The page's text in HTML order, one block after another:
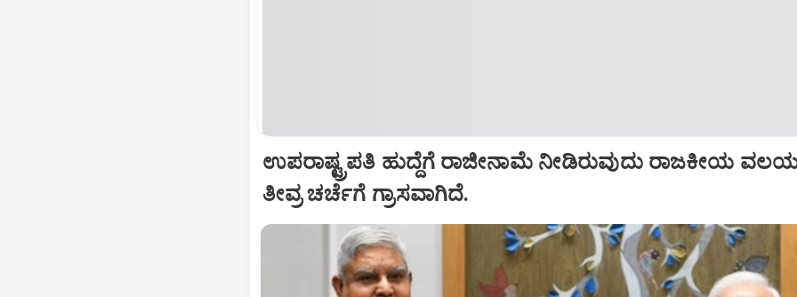
ಉಪರಾಷ್ಟ್ರಪತಿ ಹುದ್ದೆಗೆ ರಾಜೀನಾಮೆ ನೀಡಿರುವುದು ರಾಜಕೀಯ
ತೀವ್ರ ಚರ್ಚೆಗೆ ಗ್ರಾಸವಾಗಿದೆ.